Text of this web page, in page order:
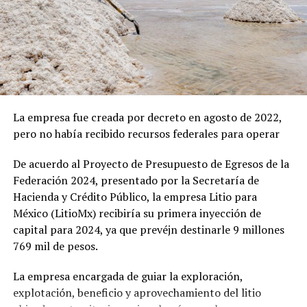
Europa observa sin voto. América Latina, que exporta
materias primas a China y depende de la arquitectura de
seguridad estadounidense, carga con la incertidumbre
de ambos lados. Cada punto que no se resuelva en Pekín
esta semana reaparecerá en otra capital, con otro
Mantente actualizado con las noticias más relevantes
Energía y Ecología .
foro bilateral en México, que reunió a más de 300
asistentes rusos y expertos nacionales.
Una apuesta energética: del
petróleo al uranio
Durante el Foro de San Petersburgo en junio, Rusia dejó
claro que su interés va más allá del turismo o el
comercio tradicional. En conversaciones con
autoridades mexicanas, ofrecieron cooperación
estratégica en sectores clave como gas, petróleo,
energías renovables yenergía nuclear.
En este rubro, destaca una propuesta concreta: el
suministro de uranio a la planta nuclear de Laguna
Verde y la implementación de tecnología rusa de
reactores modulares pequeños, ideales para regiones
sin acceso a redes convencionales. Además,la Embajada
La empresa fue creada por decreto en agosto de 2022,
pero no había recibido recursos federales para operar
De acuerdo al Proyecto de Presupuesto de Egresos de la
Federación 2024, presentado por la Secretaría de
Hacienda y Crédito Público, la empresa Litio para
México (LitioMx) recibiría su primera inyección de
capital para 2024, ya que prevéjn destinarle 9 millones
769 mil de pesos.
La empresa encargada de guiar la exploración,
explotación, beneficio y aprovechamiento del litio